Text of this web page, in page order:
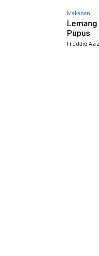
Makanan
Lemang
Pupus
Freddie